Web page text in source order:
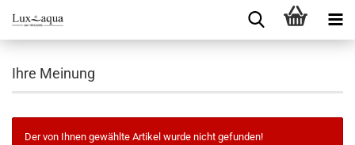
Ihre Meinung
Der von Ihnen gewählte Artikel wurde nicht gefunden!